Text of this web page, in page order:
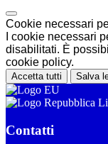
Cookie necessari
I cookie necessari
disabilitati. È
cookie policy.
Accetta tutti Salva
Contatti